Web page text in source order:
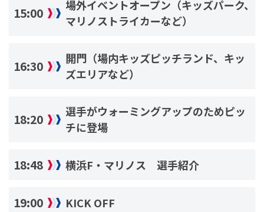
15:00
場外イベントオープン（キッズパーク、
マリノストライカーなど）
16:30
開門（場内キッズピッチランド、キッ
ズエリアなど）
18:20
選手がウォーミングアップのためピッ
チに登場
18:48 横浜F・マリノス 選手紹介
19:00 KICK OFF